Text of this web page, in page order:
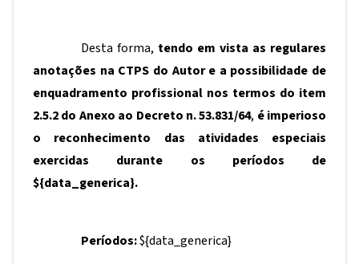
Desta forma, tendo em vista as regulares
anotações na CTPS do Autor e a possibilidade de
enquadramento profissional nos termos do item
2.5.2 do Anexo ao Decreto n. 53.831/64, é imperioso
o reconhecimento das atividades especiais
exercidas durante os períodos de
${data_generica}.
Períodos:${data_generica}